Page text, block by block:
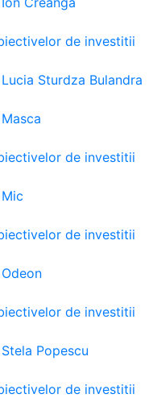
de investitii
Sturdza Bulandra
de investitii
de investitii
de investitii
Popescu
de investitii